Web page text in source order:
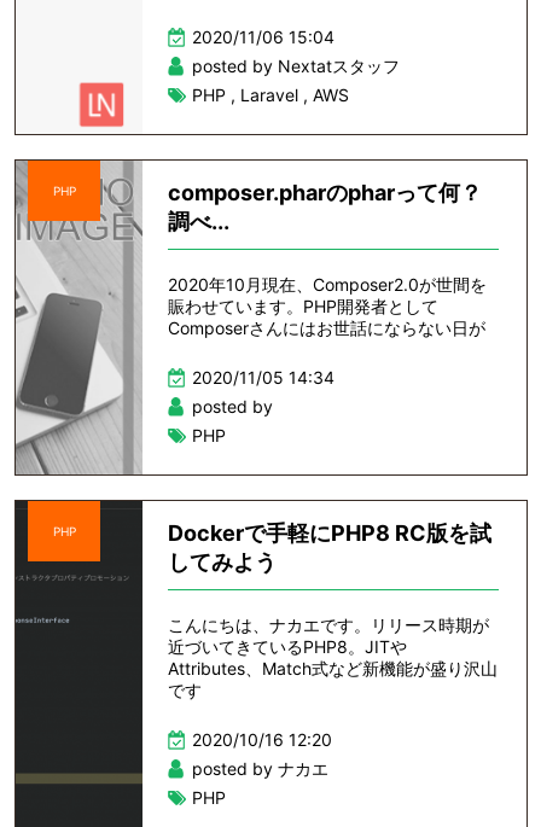
2020/11/06 15:04
posted by Nextatスタッフ
PHP , Laravel, AWS
PHP
composer.pharのpharって何？
調べ...
2020年10月現在、Composer2.0が世間を
賑わせています。PHP開発者として
Composerさんにはお世話にならない日が
2020/11/05 14:34
posted by
PHP
PHP
Dockerで手軽にPHP8 RC版を試
してみよう
こんにちは、ナカエです。リリース時期が
近づいてきているPHP8。JITや
Attributes、Match式など新機能が盛り沢山
です
2020/10/16 12:20
posted by ナカエ
PHP